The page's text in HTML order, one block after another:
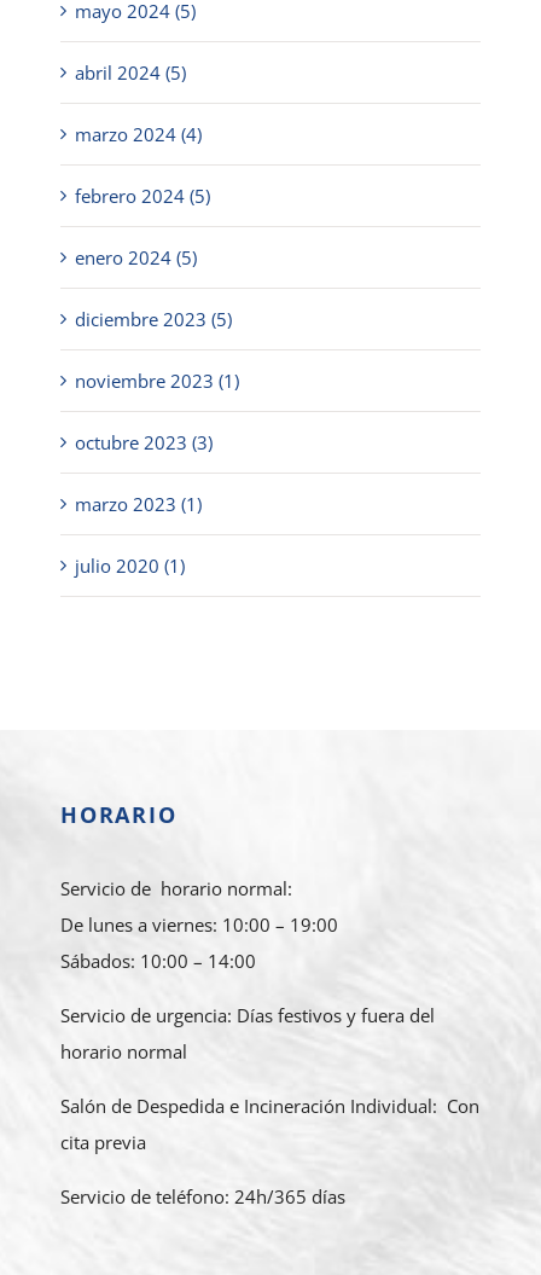
mayo 2024 (5)
abril 2024 (5)
marzo 2024 (4)
febrero 2024 (5)
enero 2024 (5)
diciembre 2023 (5)
noviembre 2023 (1)
octubre 2023 (3)
marzo 2023 (1)
julio 2020 (1)
HORARIO
Servicio de horario normal:
De lunes a viernes: 10:00 – 19:00
Sábados: 10:00 – 14:00
Servicio de urgencia: Días festivos y fuera del
horario normal
Salón de Despedida e Incineración Individual: Con
cita previa
Servicio de teléfono: 24h/365 días